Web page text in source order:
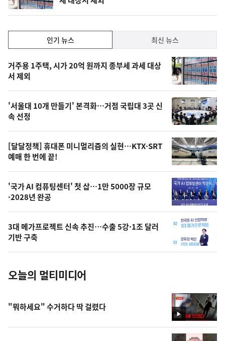
일
기,
최
신,
오
늘
의
영
상
오
늘
사
진
인기 뉴스 최신 뉴스
기
뉴
스
거주용 1주택, 시가 20억 원까지 종부세 과세 대상
서 제외
'서울대 10개 만들기' 본격화…거점 국립대 3곳 신
속 선정
[달달정책] 휴대폰 미니멀리즘의 실현…KTX·SRT
예매 한 번에 끝!
'국가 AI 컴퓨팅센터' 첫 삽…1만 5000장 규모
·2028년 완공
3대 메가프로젝트 신속 추진…수출 5강·1조 달러
기반 구축
오늘의 멀티미디어
영
상
"뭐하세요" 수거하다 딱 걸렸다